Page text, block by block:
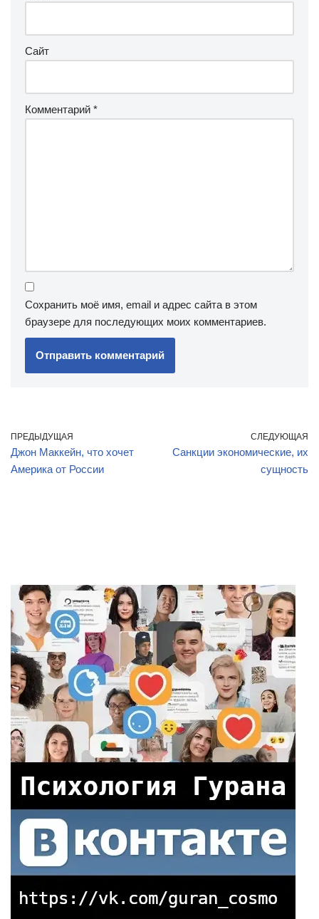
Сайт
Комментарий *
Сохранить моё имя, email и адрес сайта в этом
браузере для последующих моих комментариев.
ПРЕДЫДУЩАЯ
Джон Маккейн, что хочет
Америка от России
СЛЕДУЮЩАЯ
Санкции экономические, их
сущность